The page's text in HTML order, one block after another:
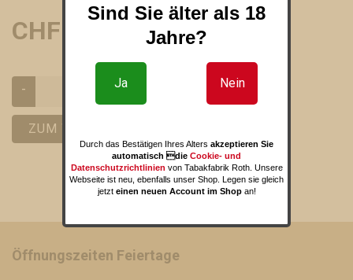
CHF 42.50
-
ZUM WARENKORB HINZUFÜGEN
Öffnungszeiten Feiertage
Sind Sie älter als 18
Jahre?
Ja Nein
Durch das Bestätigen Ihres Alters akzeptieren Sie
automatisch die Cookie- und
Datenschutzrichtlinien von Tabakfabrik Roth. Unsere
Webseite ist neu, ebenfalls unser Shop. Legen sie gleich
jetzt einen neuen Account im Shopan!